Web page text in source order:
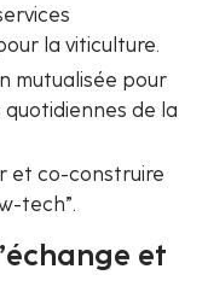
la viticulture.
mutualisée pour
de la
et co-construire
tech”.
et